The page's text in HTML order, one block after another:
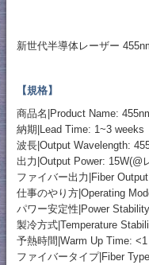
新世代半導体レーザー
【規格】
商品名|Product Name:
納期|Lead Time: 1~3 weeks
波長|Output Wavelength:
出力|Output Power: 15W(@
ファイバー出力|Fiber
仕事のやり方|Operating
パワー安定性|Power
製冷方式|Temperature
予熱時間|Warm Up Time:
ファイバータイプ|Fiber